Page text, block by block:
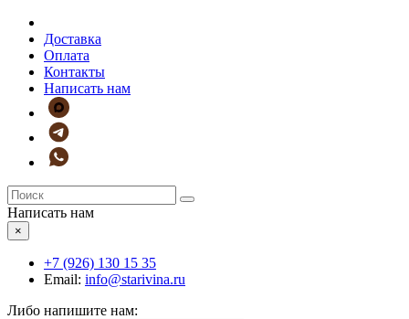
Доставка
Оплата
Контакты
Написать нам
Написать нам
×
+7 (926) 130 15 35
Email: info@starivina.ru
Либо напишите нам: